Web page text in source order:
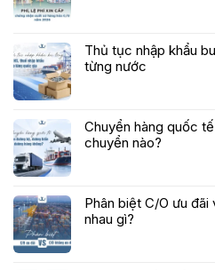
Thủ tục nhập khẩu
từng nước
Chuyển hàng quốc
chuyển nào?
Phân biệt C/O ưu đãi
nhau gì?